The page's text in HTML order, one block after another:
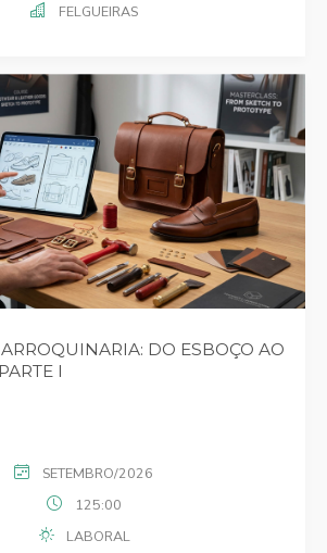
FELGUEIRAS
DO ESBOÇO AO
I
SETEMBRO/2026
125:00
LABORAL